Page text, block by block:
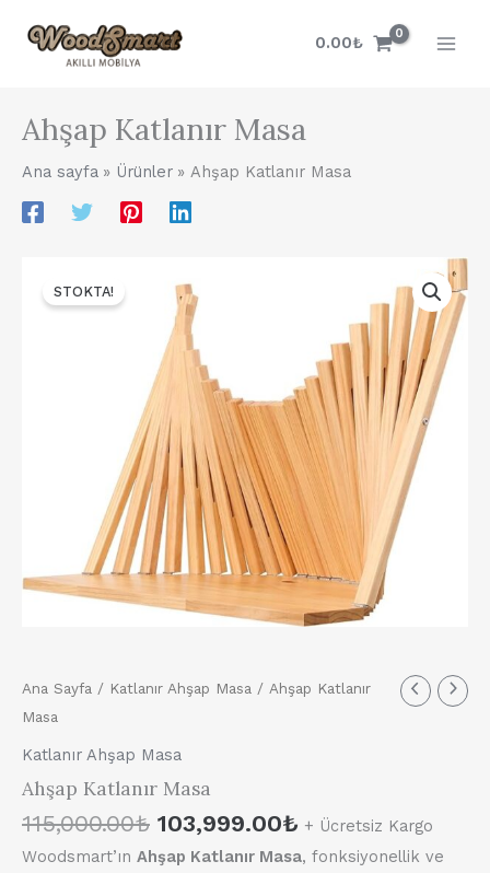
0.00₺
Ahşap Katlanır Masa
Ana sayfa Ürünler Ahşap Katlanır Masa
STOKTA!
Ana Sayfa / Katlanır Ahşap Masa / Ahşap Katlanır
Masa
Katlanır Ahşap Masa
Ahşap Katlanır Masa
115,000.00₺
Orijinal
115,000.00₺.
103,999.00₺
Şu
+ Ücretsiz Kargo
Woodsmart’ın Ahşap Katlanır Masa, fonksiyonellik ve